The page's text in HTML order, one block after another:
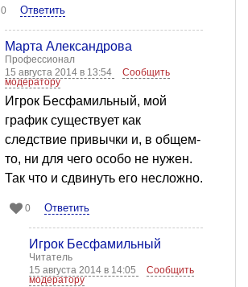
0 Ответить
Марта Александрова
Профессионал
15 августа 2014 в 13:54
Сообщить
модератору
Игрок Бесфамильный, мой
график существует как
следствие привычки и, в общем-
то, ни для чего особо не нужен.
Так что и сдвинуть его несложно.
0 Ответить
Игрок Бесфамильный
Читатель
15 августа 2014 в 14:05
Сообщить
модератору